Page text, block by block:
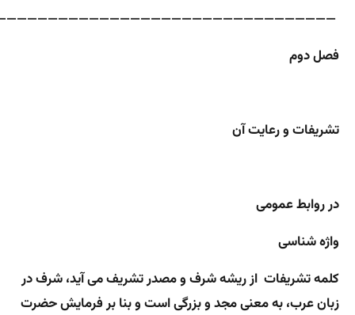
فصل دوم
تشریفات و رعایت آن
در روابط عمومی
واژه شناسی
کلمه تشریفات از ریشه شرف و مصدر تشریف می آید، شرف در
زبان عرب، به معنی مجد و بزرگی است و بنا بر فرمایش حضرت